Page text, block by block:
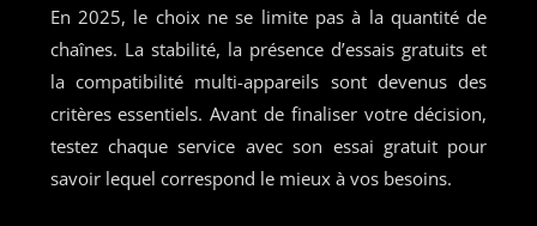
En 2025, le choix ne se limite pas à la quantité de
chaînes. La stabilité, la présence d’essais gratuits et
la compatibilité multi-appareils sont devenus des
critères essentiels. Avant de finaliser votre décision,
testez chaque service avec son essai gratuit pour
savoir lequel correspond le mieux à vos besoins.